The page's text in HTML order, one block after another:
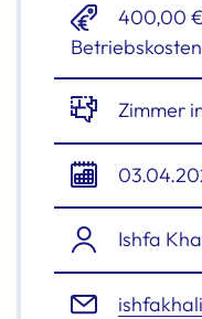
400,00
Betriebskosten
Zimmer
Ishfa